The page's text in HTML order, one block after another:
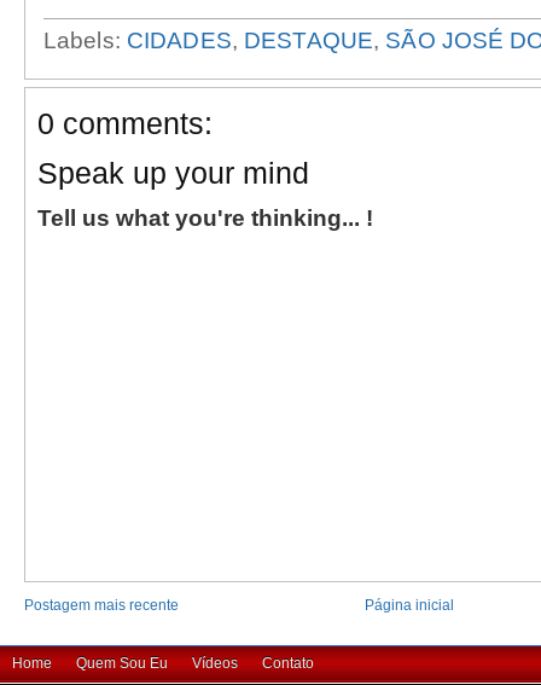
Labels: CIDADES, DESTAQUE, SÃO JOSÉ
0 comments:
Speak up your mind
Tell us what you're thinking... !
Postagem mais recente Página inicial
Home Quem Sou Eu Vídeos Contato